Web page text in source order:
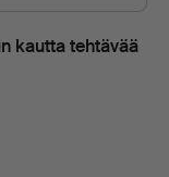
kautta tehtävää